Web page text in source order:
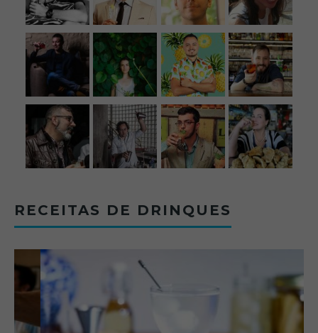
RECEITAS DE DRINQUES